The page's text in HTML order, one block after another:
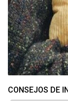
CONSEJOS DE